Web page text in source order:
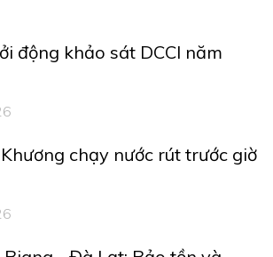
động khảo sát DCCI năm
chạy nước rút trước giờ